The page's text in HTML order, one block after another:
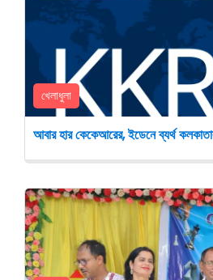
খেলাধুলা
আবার হার কেকেআরের, ইডেনে ব্যর্থ